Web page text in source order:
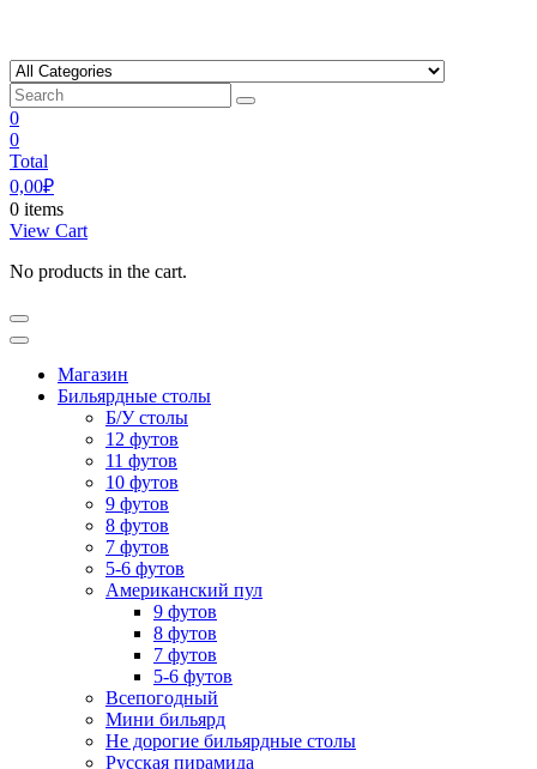
content
0
0
Total
0,00₽
0 items
View Cart
No products in the cart.
Магазин
Бильярдные столы
Б/У столы
12 футов
11 футов
10 футов
9 футов
8 футов
7 футов
5-6 футов
Американский пул
9 футов
8 футов
7 футов
5-6 футов
Всепогодный
Мини бильярд
Не дорогие бильярдные столы
Русская пирамида